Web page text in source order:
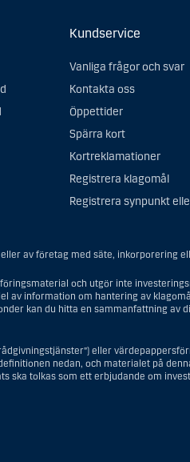
Kundservice
Vanliga frågor och svar
Kontakta oss
Öppettider
Spärra kort
Kortreklamationer
Registrera klagomål
Registrera synpunkt
av företag med säte, inkorporering
och utgör inte
av information om hantering av
kan du hitta en sammanfattning av
eller
nedan, och materialet på
ska tolkas som ett erbjudande om